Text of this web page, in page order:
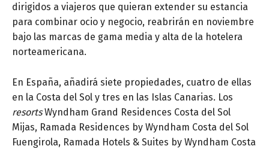
dirigidos a viajeros que quieran extender su estancia
para combinar ocio y negocio, reabrirán en noviembre
bajo las marcas de gama media y alta de la hotelera
norteamericana.
En España, añadirá siete propiedades, cuatro de ellas
en la Costa del Sol y tres en las Islas Canarias. Los
resortsWyndham Grand Residences Costa del Sol
Mijas, Ramada Residences by Wyndham Costa del Sol
Fuengirola, Ramada Hotels & Suites by Wyndham Costa